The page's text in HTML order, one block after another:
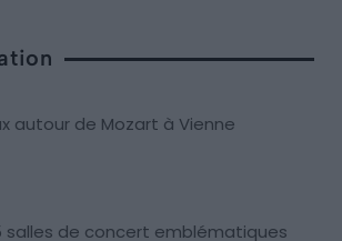
autour de Mozart à Vienne
salles de concert emblématiques